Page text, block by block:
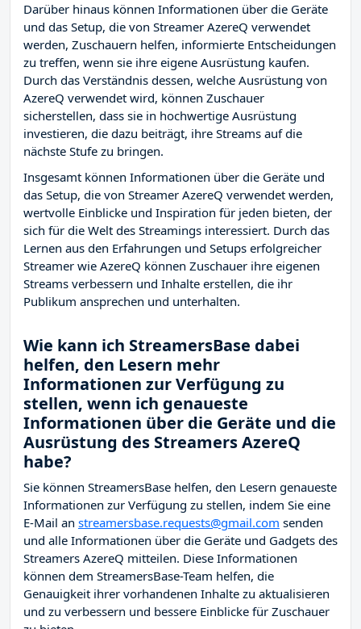
Darüber hinaus können Informationen über die Geräte
und das Setup, die von Streamer AzereQ verwendet
werden, Zuschauern helfen, informierte Entscheidungen
zu treffen, wenn sie ihre eigene Ausrüstung kaufen.
Durch das Verständnis dessen, welche Ausrüstung von
AzereQ verwendet wird, können Zuschauer
sicherstellen, dass sie in hochwertige Ausrüstung
investieren, die dazu beiträgt, ihre Streams auf die
nächste Stufe zu bringen.
Insgesamt können Informationen über die Geräte und
das Setup, die von Streamer AzereQ verwendet werden,
wertvolle Einblicke und Inspiration für jeden bieten, der
sich für die Welt des Streamings interessiert. Durch das
Lernen aus den Erfahrungen und Setups erfolgreicher
Streamer wie AzereQ können Zuschauer ihre eigenen
Streams verbessern und Inhalte erstellen, die ihr
Publikum ansprechen und unterhalten.
Wie kann ich StreamersBase dabei
helfen, den Lesern mehr
Informationen zur Verfügung zu
stellen, wenn ich genaueste
Informationen über die Geräte und die
Ausrüstung des Streamers AzereQ
habe?
Sie können StreamersBase helfen, den Lesern genaueste
Informationen zur Verfügung zu stellen, indem Sie eine
E-Mail an streamersbase.requests@gmail.com senden
und alle Informationen über die Geräte und Gadgets des
Streamers AzereQ mitteilen. Diese Informationen
können dem StreamersBase-Team helfen, die
Genauigkeit ihrer vorhandenen Inhalte zu aktualisieren
und zu verbessern und bessere Einblicke für Zuschauer